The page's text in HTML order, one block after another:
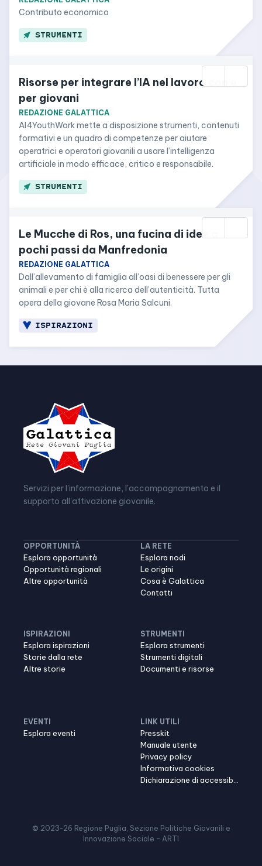
Contributo economico
STRUMENTI
Risorse per integrare l’IA nel lavoro con e
per giovani
REDAZIONE GALATTICA
AI4YouthWork mette a disposizione strumenti, contenuti
formativi e un quadro di competenze per aiutare
operatrici e operatori giovanili a usare l’intelligenza
artificiale in modo efficace, critico e responsabile.
STRUMENTI
Le Mucche di Ros, una fucina di idee a
pochi passi da Manfredonia
REDAZIONE GALATTICA
Dall’allevamento di famiglia all’oasi di benessere per gli
animali e per chi è alla ricerca dell’autenticità. Tutta
opera della giovane Rosa Maria Salcuni.
ISPIRAZIONI
Servizi per l'informazione, l'accompagnamento e il
supporto all'attivazione giovanile.
OPPORTUNITÀ
Esplora opportunità
Opportunità regionali
Altre opportunità
LA RETE
Esplora nodi
Le origini
Cosa è Galattica
Contatti
ISPIRAZIONI
Esplora ispirazioni
Storie dalla rete
Altre storie
STRUMENTI
Esplora strumenti
Strumenti digitali
Documenti e risorse
EVENTI
Esplora eventi
LINK UTILI
Presskit
Manuale utente
Privacy policy
Informativa cookies
© 2023-26 Regione Puglia, Sezione Politiche Giovanili e
Innovazione Sociale – ARTI